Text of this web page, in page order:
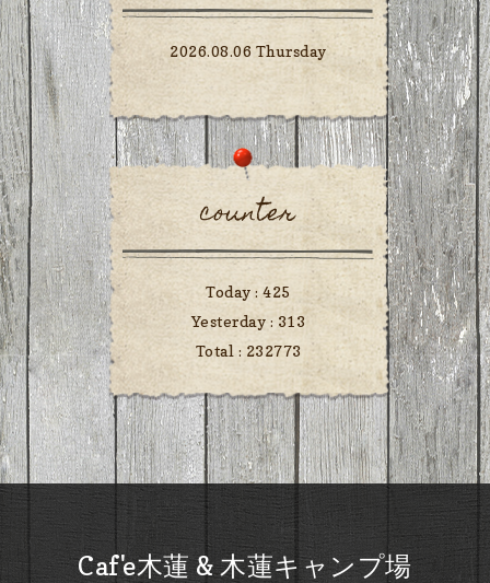
2026.08.06 Thursday
counter
Today :425
Yesterday : 313
Total : 232773
Caf'e木蓮 & 木蓮キャンプ場